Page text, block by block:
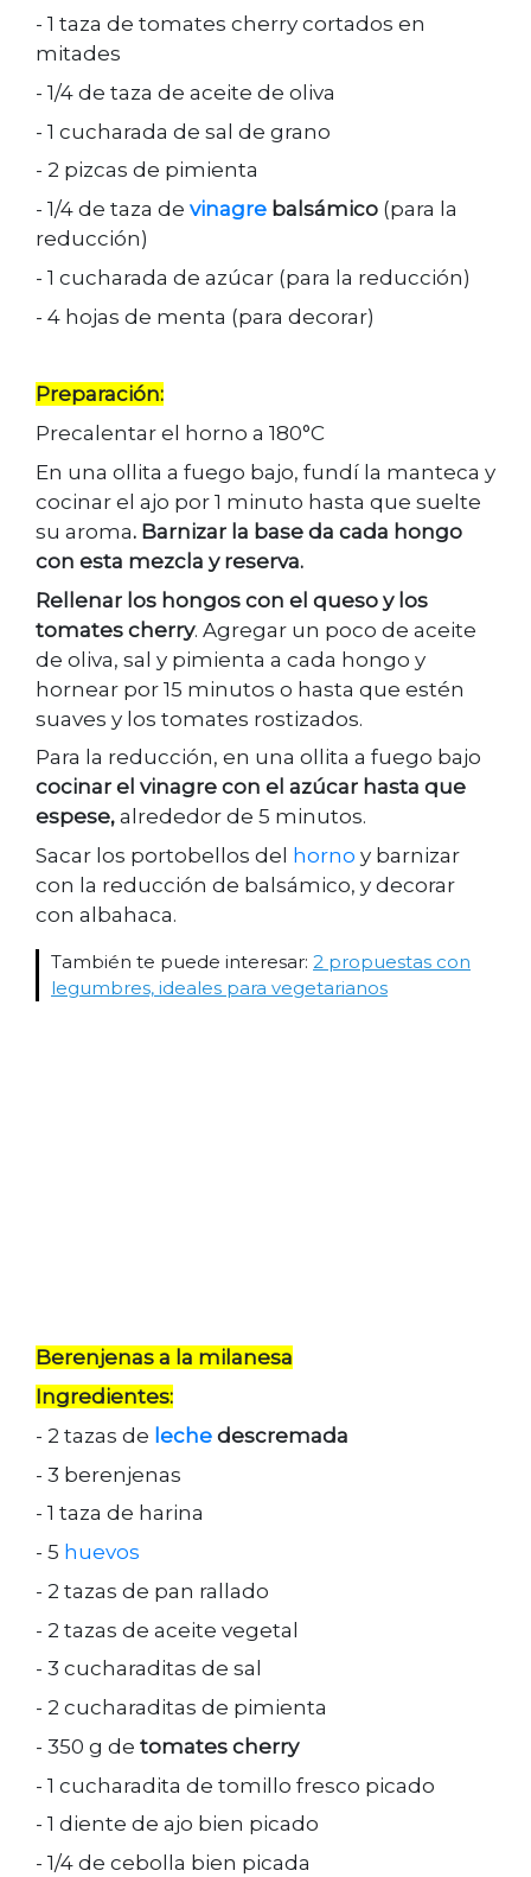
- 1 taza de tomates cherry cortados en
mitades
- 1/4 de taza de aceite de oliva
- 1 cucharada de sal de grano
- 2 pizcas de pimienta
- 1/4 de taza de vinagre balsámico (para la
reducción)
- 1 cucharada de azúcar (para la reducción)
- 4 hojas de menta (para decorar)
Preparación:
Precalentar el horno a 180°C
En una ollita a fuego bajo, fundí la manteca y
cocinar el ajo por 1 minuto hasta que suelte
su aroma. Barnizar la base da cada hongo
con esta mezcla y reserva.
Rellenar los hongos con el queso y los
tomates cherry. Agregar un poco de aceite
de oliva, sal y pimienta a cada hongo y
hornear por 15 minutos o hasta que estén
suaves y los tomates rostizados.
Para la reducción, en una ollita a fuego bajo
cocinar el vinagre con el azúcar hasta que
espese, alrededor de 5 minutos.
Sacar los portobellos del
horno y barnizar
con la reducción de balsámico, y decorar
con albahaca.
También te puede interesar: 2 propuestas con
legumbres, ideales para vegetarianos
Berenjenas a la milanesa
Ingredientes:
- 2 tazas de leche descremada
- 3 berenjenas
- 1 taza de harina
- 5 huevos
- 2 tazas de pan rallado
- 2 tazas de aceite vegetal
- 3 cucharaditas de sal
- 2 cucharaditas de pimienta
- 350 g de tomates cherry
- 1 cucharadita de tomillo fresco picado
- 1 diente de ajo bien picado
- 1/4 de cebolla bien picada